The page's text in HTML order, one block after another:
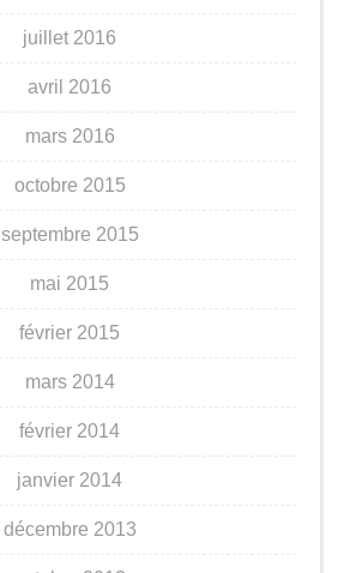
juillet 2016
avril 2016
mars 2016
octobre 2015
septembre 2015
mai 2015
février 2015
mars 2014
février 2014
janvier 2014
décembre 2013